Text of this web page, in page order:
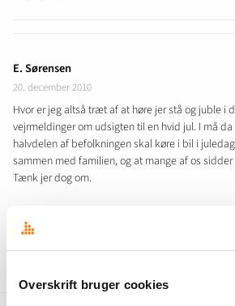
Overskrift bruger cookies
E. Sørensen
20. december 2010
Hvor er jeg altså træt af at høre jer stå og juble i
vejrmeldinger om udsigten til en hvid jul. I må
halvdelen af befolkningen skal køre i bil i
sammen med familien, og at mange af os
Tænk jer dog om.
Kommentarer er lukket.